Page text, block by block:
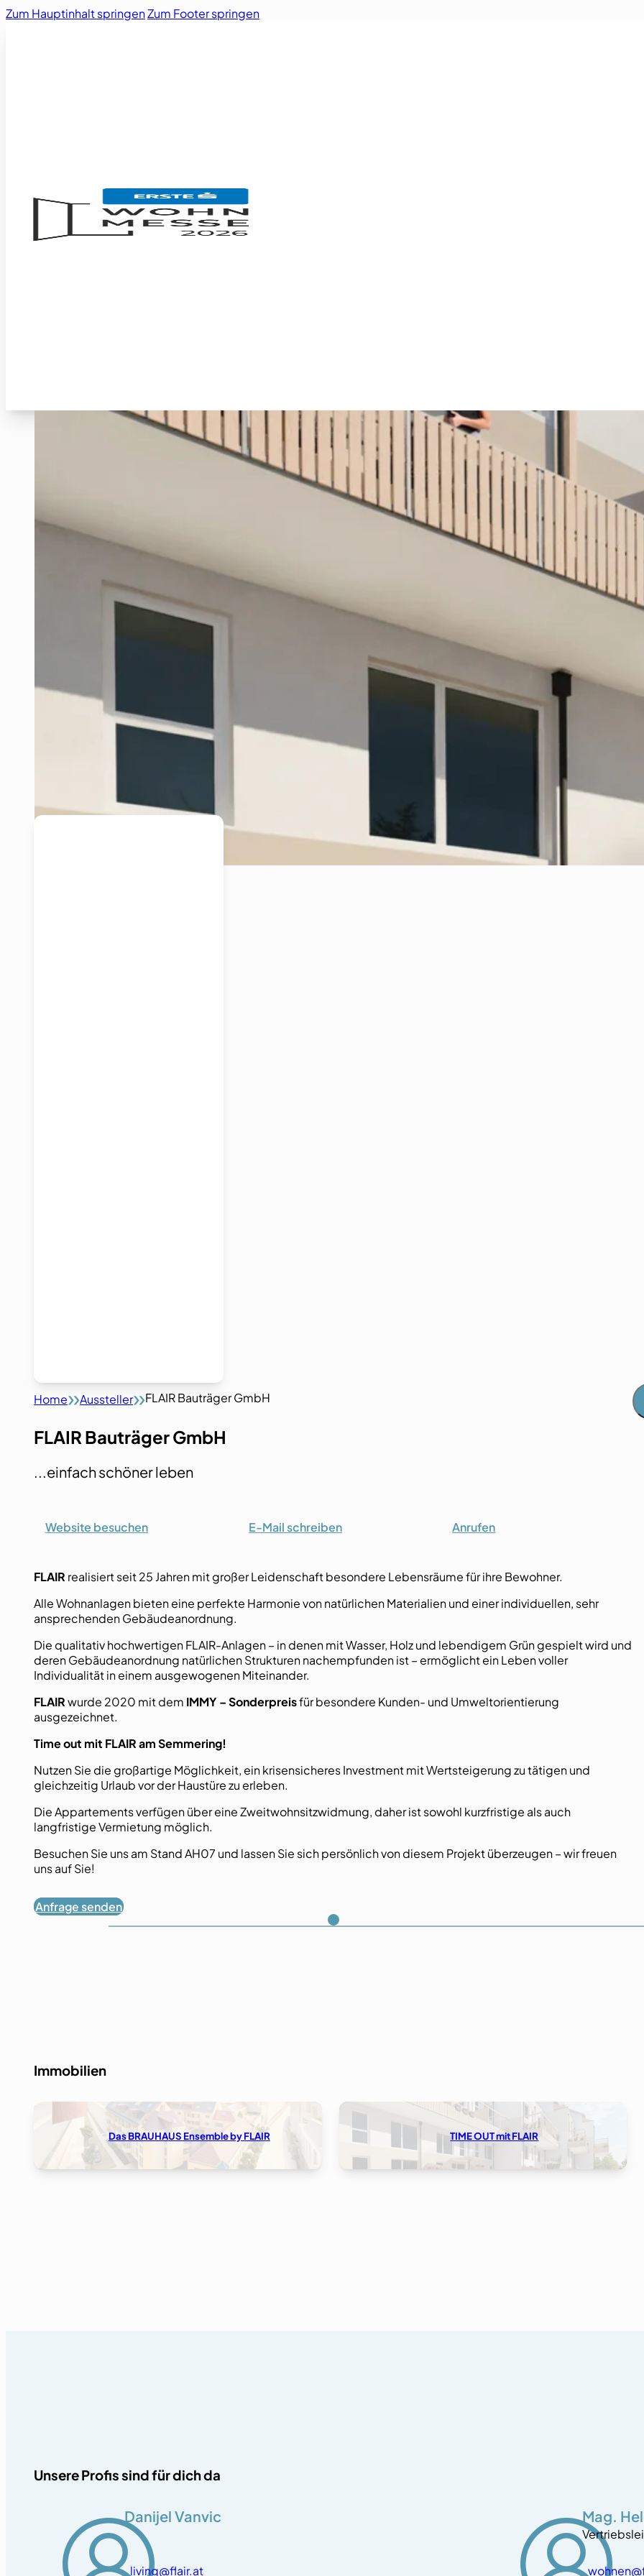
Zum Hauptinhalt springenZum Footer springen
Home Aussteller FLAIR Bauträger GmbH
FLAIR Bauträger GmbH
...einfach schöner leben
Website besuchen E-Mail schreiben Anrufen
FLAIR realisiert seit 25 Jahren mit großer Leidenschaft besondere Lebensräume für ihre Bewohner.
Alle Wohnanlagen bieten eine perfekte Harmonie von natürlichen Materialien und einer individuellen, sehr
ansprechenden Gebäudeanordnung.
Die qualitativ hochwertigen FLAIR-Anlagen – in denen mit Wasser, Holz und lebendigem Grün gespielt wird und
deren Gebäudeanordnung natürlichen Strukturen nachempfunden ist – ermöglicht ein Leben voller
Individualität in einem ausgewogenen Miteinander.
FLAIRwurde 2020 mit dem IMMY – Sonderpreisfür besondere Kunden- und Umweltorientierung
ausgezeichnet.
Time out mit FLAIR am Semmering!
Nutzen Sie die großartige Möglichkeit, ein krisensicheres Investment mit Wertsteigerung zu tätigen und
gleichzeitig Urlaub vor der Haustüre zu erleben.
Die Appartements verfügen über eine Zweitwohnsitzwidmung, daher ist sowohl kurzfristige als auch
langfristige Vermietung möglich.
Besuchen Sie uns am Stand AH07 und lassen Sie sich persönlich von diesem Projekt überzeugen – wir freuen
uns auf Sie!
Anfrage senden
Immobilien
Das BRAUHAUS Ensemble by FLAIR TIME OUT mit FLAIR
Unsere Profis sind für dich da
Danijel Vanvic
living@flair.at
Mag.